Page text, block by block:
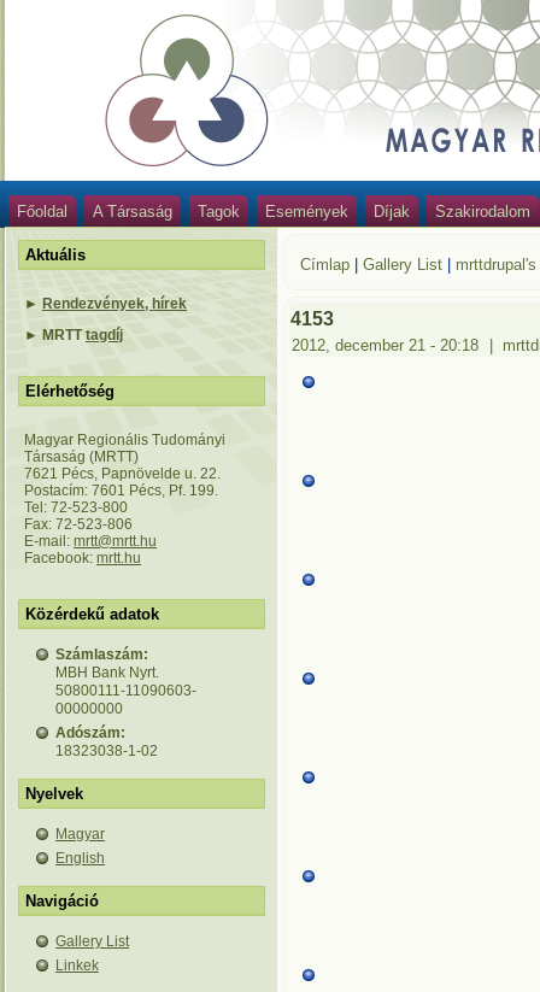
Főoldal A Társaság Tagok Események Díjak Szakirodalom
Aktuális
► Rendezvények, hírek
► MRTTtagdíj
Elérhetőség
Magyar Regionális Tudományi
Társaság (MRTT)
7621 Pécs, Papnövelde u. 22.
Postacím: 7601 Pécs, Pf. 199.
Tel: 72-523-800
Fax: 72-523-806
E-mail: mrtt@mrtt.hu
Facebook: mrtt.hu
Közérdekű adatok
Számlaszám:
MBH Bank Nyrt.
50800111-11090603-
00000000
Adószám:
18323038-1-02
Nyelvek
Magyar
English
Navigáció
Gallery List
Linkek
Címlap |Gallery List
4153
2012, december 21 - 20:18